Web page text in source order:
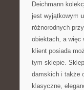
Deichmann
jest wyjątkowym
różnorodnych
obiektach, a więc
klient posiada
tym sklepie.
damskich i także
klasyczne,